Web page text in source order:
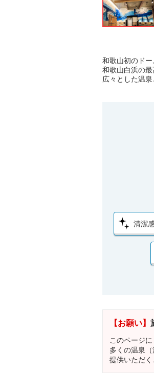
和歌山初のドー
和歌山白浜の
広々とした温泉
清潔
【お願い】
このページ
多くの温泉
提供いただ